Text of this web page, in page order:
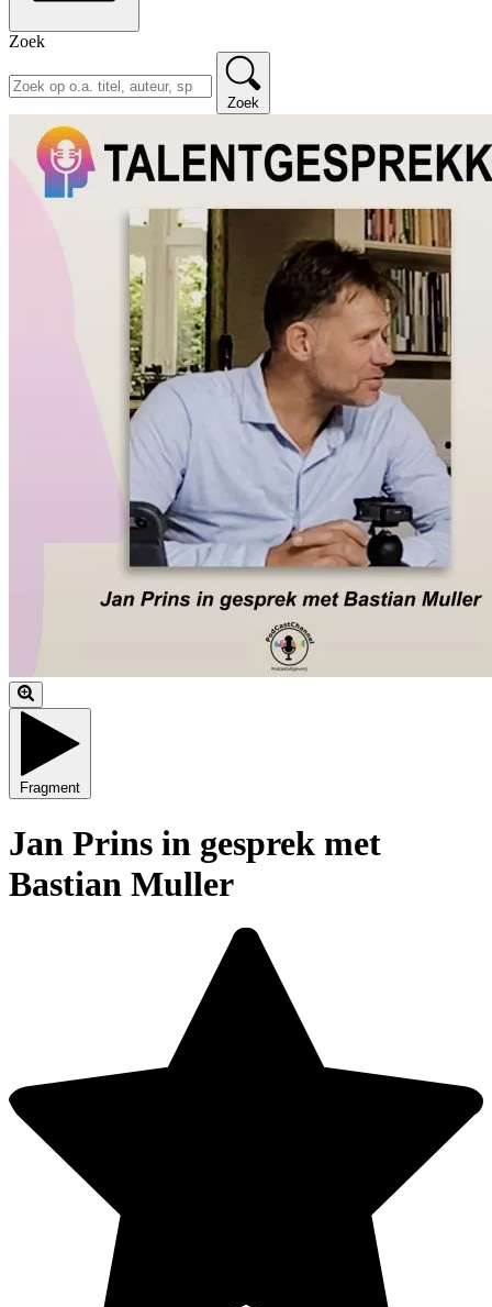
Zoek
Zoek
Fragment
Jan Prins in gesprek met
Bastian Muller